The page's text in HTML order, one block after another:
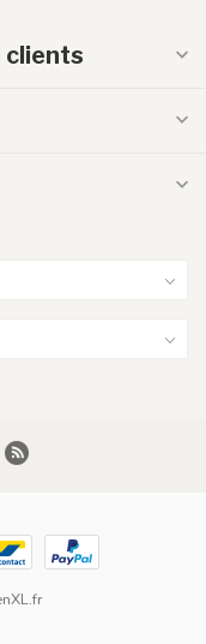
clients